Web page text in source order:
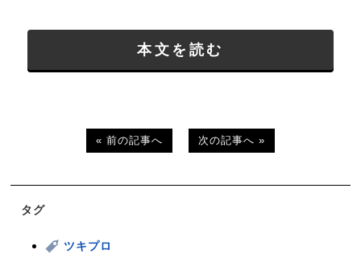
本文を読む
« 前の記事へ 次の記事へ »
タグ
ツキプロ